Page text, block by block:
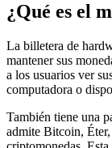
¿Qué es el
La billetera de
mantener sus
a los usuarios ver
computadora o
También tiene una
admite Bitcoin, Éter,